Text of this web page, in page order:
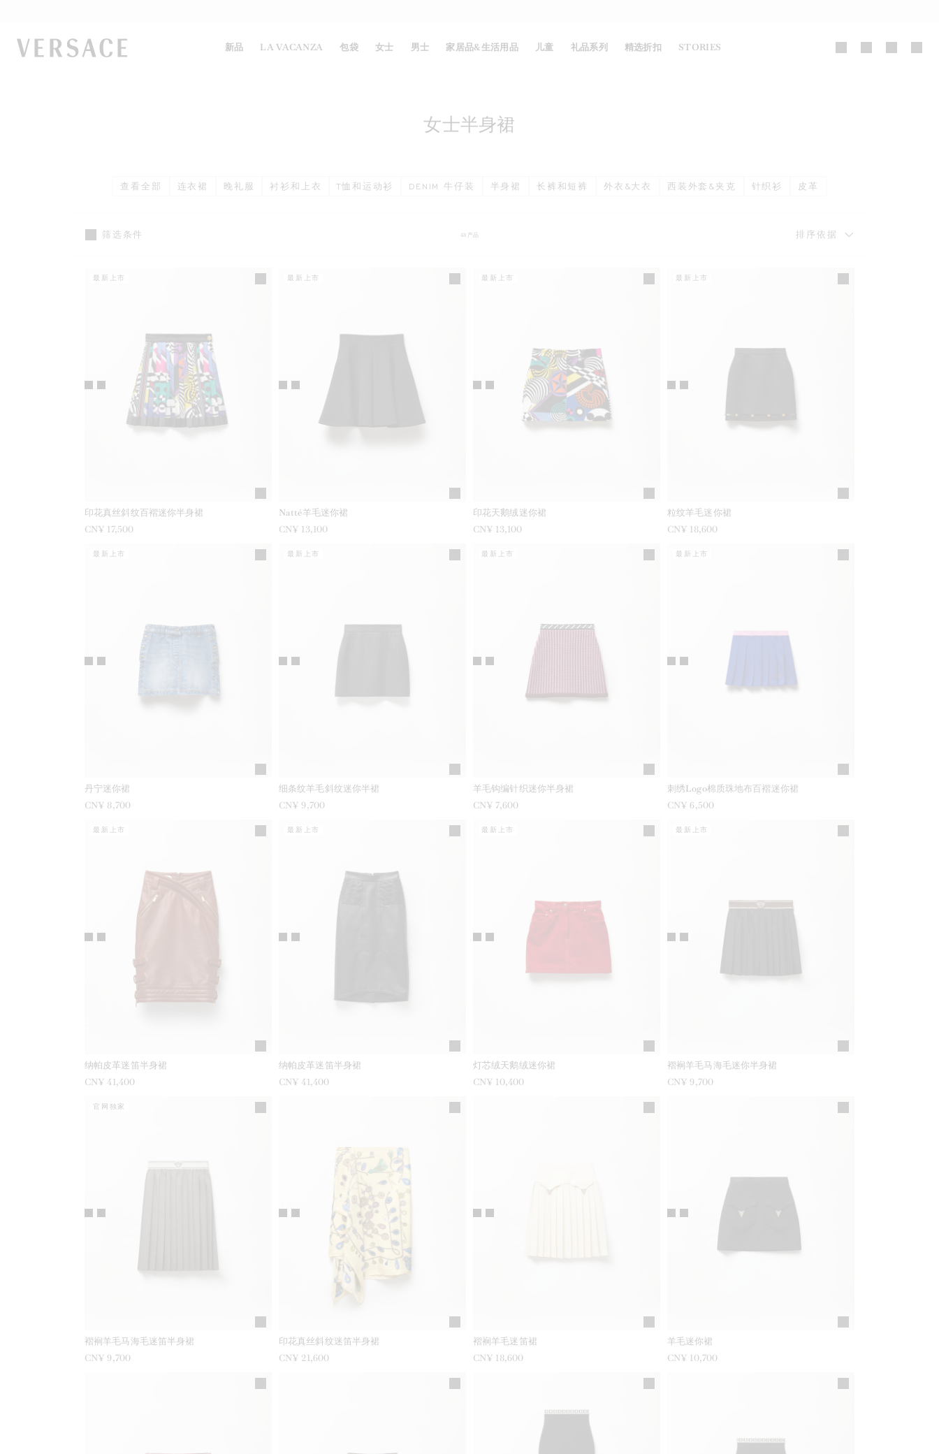
VERSACE | 主页 新品 LA VACANZA 包袋 女士 男士 家居品&生活用品 儿童 礼品系列 精选折扣 STORIES
女士半身裙
查看全部 连衣裙 晚礼服 衬衫和上衣 T恤和运动衫 DENIM 牛仔装 半身裙 长裤和短裤 外衣&大衣 西装外套&夹克 针织衫 皮革
48 产品
筛选条件 排序依据
印花真丝斜纹百褶迷你半身裙
CN¥ 17,500
最新上市
Natté羊毛迷你裙
CN¥ 13,100
最新上市
印花天鹅绒迷你裙
CN¥ 13,100
最新上市
粒纹羊毛迷你裙
CN¥ 18,600
最新上市
丹宁迷你裙
CN¥ 8,700
最新上市
细条纹羊毛斜纹迷你半裙
CN¥ 9,700
最新上市
羊毛钩编针织迷你半身裙
CN¥ 7,600
最新上市
刺绣Logo棉质珠地布百褶迷你裙
CN¥ 6,500
最新上市
纳帕皮革迷笛半身裙
CN¥ 41,400
最新上市
纳帕皮革迷笛半身裙
CN¥ 41,400
最新上市
灯芯绒天鹅绒迷你裙
CN¥ 10,400
最新上市
褶裥羊毛马海毛迷你半身裙
CN¥ 9,700
最新上市
褶裥羊毛马海毛迷笛半身裙
CN¥ 9,700
官网独家
印花真丝斜纹迷笛半身裙
CN¥ 21,600
褶裥羊毛迷笛裙
CN¥ 18,600
羊毛迷你裙
CN¥ 10,700